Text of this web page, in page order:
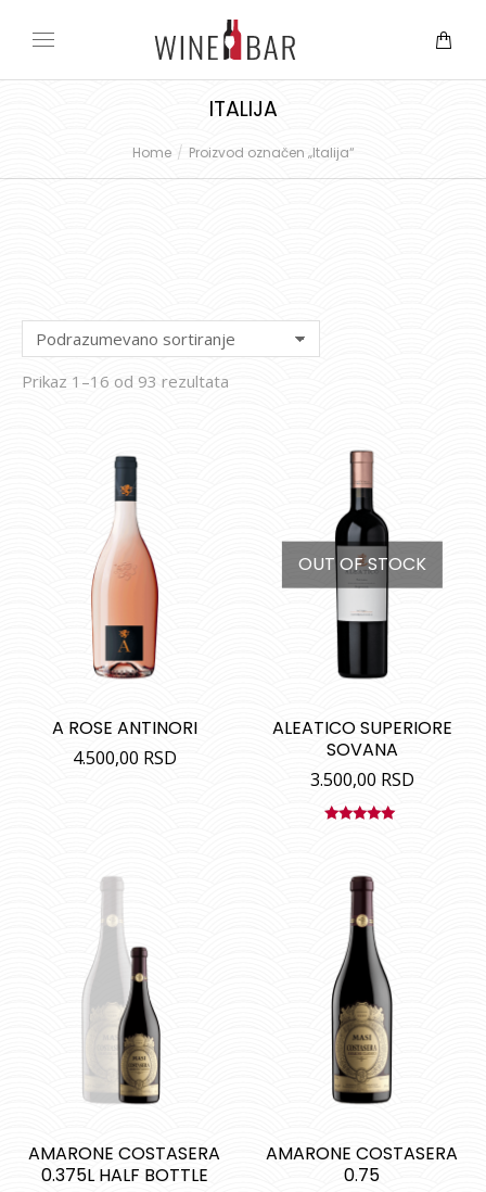
ITALIJA
Home Proizvod označen „Italija“
Prikaz 1–16 od 93 rezultata
A ROSE ANTINORI
4.500,00 RSD
OUT OF STOCK
ALEATICO SUPERIORE
SOVANA
3.500,00 RSD
AMARONE COSTASERA
0.375L HALF BOTTLE
AMARONE COSTASERA
0.75